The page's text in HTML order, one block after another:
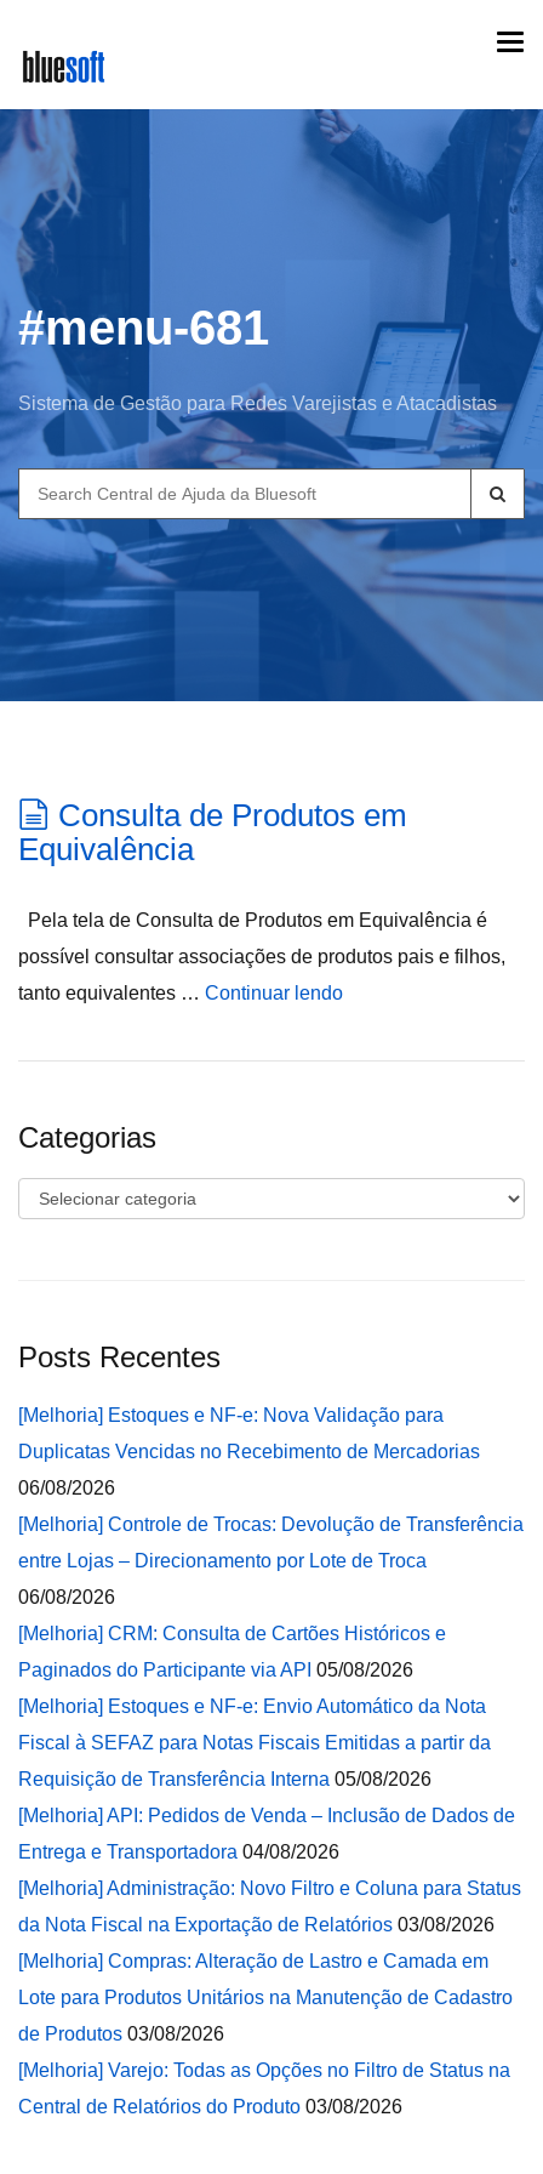
main
content
#menu-681
Sistema de Gestão para Redes Varejistas e Atacadistas
Search
for:
Consulta de Produtos em
Equivalência
Pela tela de Consulta de Produtos em Equivalência é
possível consultar associações de produtos pais e filhos,
tanto equivalentes … Continuar lendo
Categorias
Categorias
Posts Recentes
[Melhoria] Estoques e NF-e: Nova Validação para
Duplicatas Vencidas no Recebimento de Mercadorias
06/08/2026
[Melhoria] Controle de Trocas: Devolução de Transferência
entre Lojas – Direcionamento por Lote de Troca
06/08/2026
[Melhoria] CRM: Consulta de Cartões Históricos e
Paginados do Participante via API 05/08/2026
[Melhoria] Estoques e NF-e: Envio Automático da Nota
Fiscal à SEFAZ para Notas Fiscais Emitidas a partir da
Requisição de Transferência Interna 05/08/2026
[Melhoria] API: Pedidos de Venda – Inclusão de Dados de
Entrega e Transportadora 04/08/2026
[Melhoria] Administração: Novo Filtro e Coluna para Status
da Nota Fiscal na Exportação de Relatórios 03/08/2026
[Melhoria] Compras: Alteração de Lastro e Camada em
Lote para Produtos Unitários na Manutenção de Cadastro
de Produtos 03/08/2026
[Melhoria] Varejo: Todas as Opções no Filtro de Status na
Central de Relatórios do Produto 03/08/2026